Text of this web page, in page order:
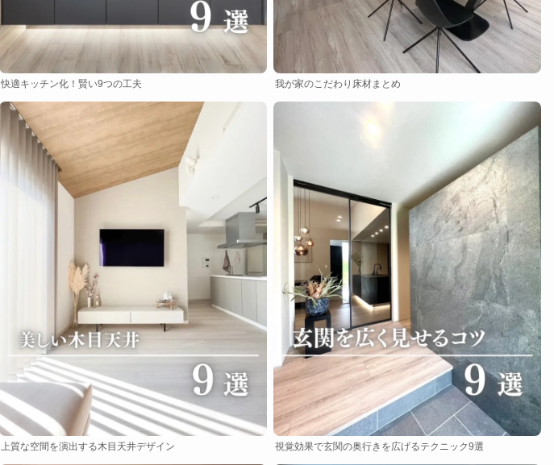
快適キッチン化！賢い9つの工夫 我が家のこだわり床材まとめ
上質な空間を演出する木目天井デザイン
視覚効果で玄関の奥行きを広げるテクニック9選